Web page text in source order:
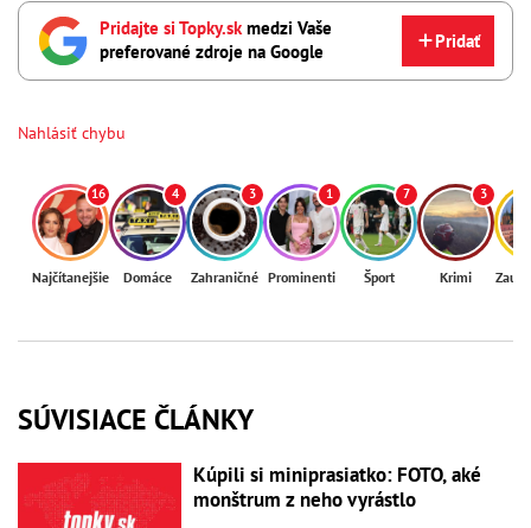
Pridajte si Topky.skmedzi Vaše
preferované zdroje na Google
Pridať
Nahlásiť chybu
16
Najčítanejšie
4
Domáce
3
Zahraničné
1
Prominenti
7
Šport
3
Krimi
SÚVISIACE ČLÁNKY
Kúpili si miniprasiatko: FOTO, aké
monštrum z neho vyrástlo